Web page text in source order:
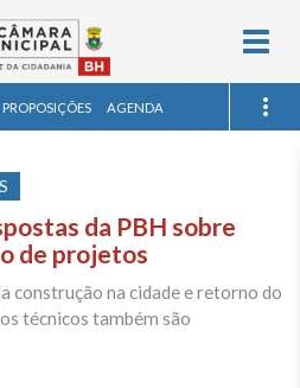
PROPOSIÇÕES AGENDA
da PBH sobre
de projetos
construção na cidade e retorno do
técnicos também são